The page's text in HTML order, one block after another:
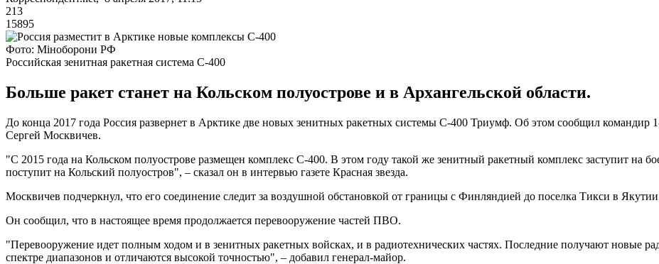
213
15895
Фото: Міноборони РФ
Российская зенитная ракетная система С-400
Больше ракет станет на Кольском полуострове и в Архангельской области.
До конца 2017 года Россия развернет в Арктике две новых зенитных ракетных системы С-400 Триумф. Об этом сообщил командир
Сергей Москвичев.
"С 2015 года на Кольском полуострове размещен комплекс С-400. В этом году такой же зенитный ракетный комплекс заступит на
поступит на Кольский полуостров", – сказал он в интервью газете Красная звезда.
Москвичев подчеркнул, что его соединение следит за воздушной обстановкой от границы с Финляндией до поселка Тикси в
Он сообщил, что в настоящее время продолжается перевооружение частей ПВО.
"Перевооружение идет полным ходом и в зенитных ракетных войсках, и в радиотехнических частях. Последние получают новые
спектре диапазонов и отличаются высокой точностью", – добавил генерал-майор.